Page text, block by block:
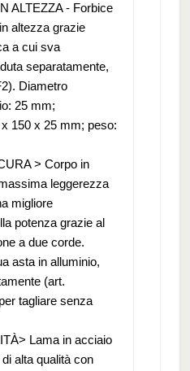
ALTEZZA - Forbice
altezza grazie
a cui sva
separatamente,
Diametro
25 mm;
150 x 25 mm; peso:
> Corpo in
leggerezza
migliore
potenza grazie al
a due corde.
asta in alluminio,
(art.
tagliare senza
Lama in acciaio
alta qualità con